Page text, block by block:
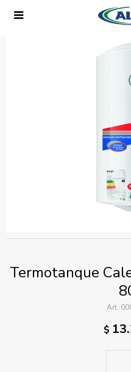

Termotanque
$
Ingresa tus datos y te